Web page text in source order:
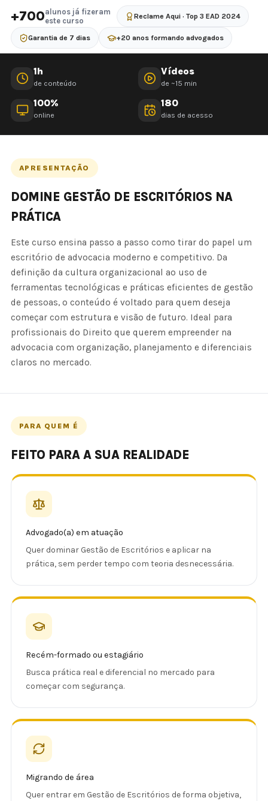
+700alunos já fizeram
este curso
Reclame Aqui · Top 3 EAD 2024
Garantia de 7 dias +20 anos formando advogados
1h
de conteúdo
Vídeos
de ~15 min
100%
online
180
dias de acesso
APRESENTAÇÃO
DOMINE GESTÃO DE ESCRITÓRIOS NA
PRÁTICA
Este curso ensina passo a passo como tirar do papel um
escritório de advocacia moderno e competitivo. Da
definição da cultura organizacional ao uso de
ferramentas tecnológicas e práticas eficientes de gestão
de pessoas, o conteúdo é voltado para quem deseja
começar com estrutura e visão de futuro. Ideal para
profissionais do Direito que querem empreender na
advocacia com organização, planejamento e diferenciais
claros no mercado.
PARA QUEM É
FEITO PARA A SUA REALIDADE
Advogado(a) em atuação
Quer dominar Gestão de Escritórios e aplicar na
prática, sem perder tempo com teoria desnecessária.
Recém-formado ou estagiário
Busca prática real e diferencial no mercado para
começar com segurança.
Migrando de área
Quer entrar em Gestão de Escritórios de forma objetiva,